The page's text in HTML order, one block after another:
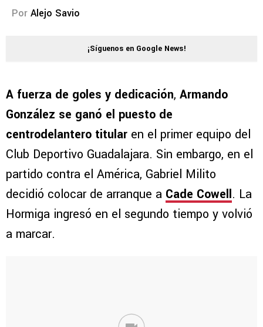
Por Alejo Savio
¡Síguenos en Google News!
A fuerza de goles y dedicación, Armando
González se ganó el puesto de
centrodelantero titular en el primer equipo del
Club Deportivo Guadalajara. Sin embargo, en el
partido contra el América, Gabriel Milito
decidió colocar de arranque a Cade Cowell. La
Hormiga ingresó en el segundo tiempo y volvió
a marcar.